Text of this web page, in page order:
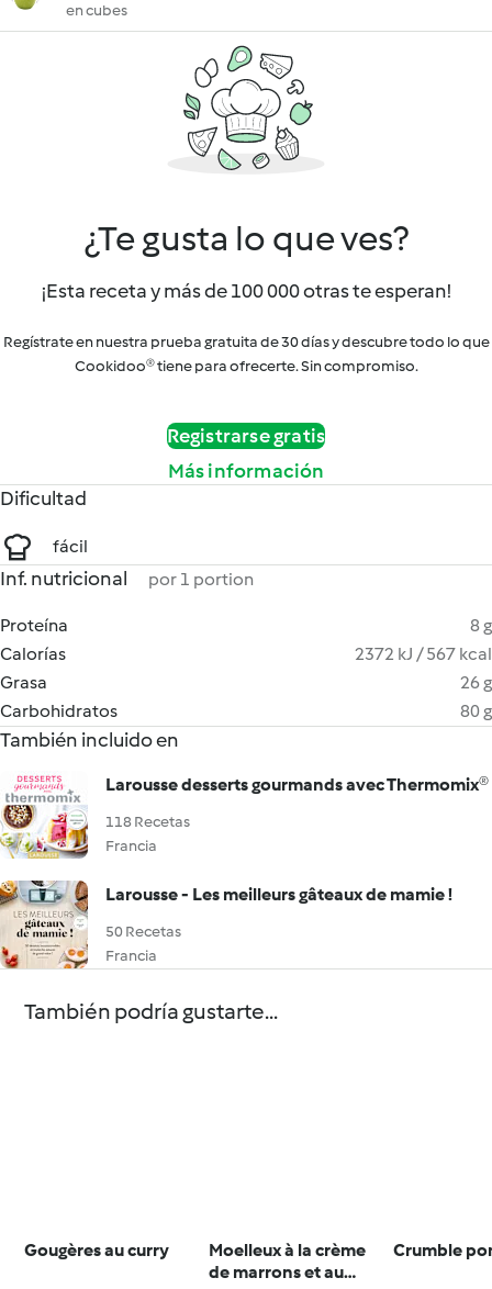
en cubes
¿Te gusta lo que ves?
¡Esta receta y más de 100 000 otras te esperan!
Regístrate en nuestra prueba gratuita de 30 días y descubre todo lo que
Cookidoo® tiene para ofrecerte. Sin compromiso.
Registrarse gratis
Más información
Dificultad
fácil
Inf. nutricional por 1 portion
Proteína
8 g
Calorías
2372 kJ / 567 kcal
Grasa
26 g
Carbohidratos
80 g
También incluido en
Larousse desserts gourmands avec Thermomix®
118 Recetas
Francia
Larousse - Les meilleurs gâteaux de mamie !
50 Recetas
Francia
También podría gustarte...
Gougères au curry
Moelleux à la crème
de marrons et au
Crumble